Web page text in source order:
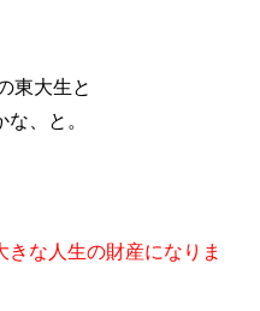
東大生と
、と。
きな人生の財産になりま